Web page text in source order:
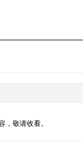
，敬请收看。